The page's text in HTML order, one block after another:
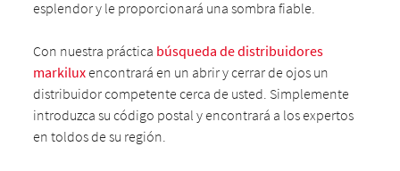
esplendor y le proporcionará una sombra fiable.
Con nuestra práctica búsqueda de distribuidores
markiluxencontrará en un abrir y cerrar de ojos un
distribuidor competente cerca de usted. Simplemente
introduzca su código postal y encontrará a los expertos
en toldos de su región.